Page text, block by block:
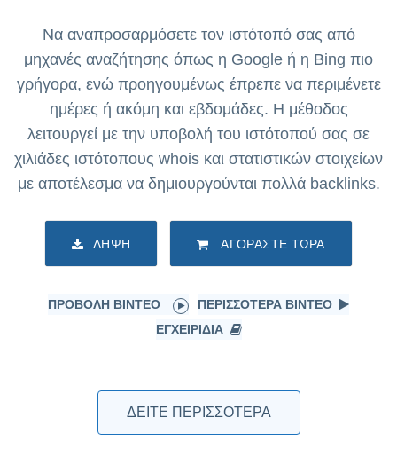
Να αναπροσαρμόσετε τον ιστότοπό σας από
μηχανές αναζήτησης όπως η Google ή η Bing πιο
γρήγορα, ενώ προηγουμένως έπρεπε να περιμένετε
ημέρες ή ακόμη και εβδομάδες. Η μέθοδος
λειτουργεί με την υποβολή του ιστότοπού σας σε
χιλιάδες ιστότοπους whois και στατιστικών στοιχείων
με αποτέλεσμα να δημιουργούνται πολλά backlinks.
ΛΉΨΗ ΑΓΟΡΆΣΤΕ ΤΏΡΑ
ΠΡΟΒΟΛΉ ΒΊΝΤΕΟ
ΠΕΡΙΣΣΌΤΕΡΑ ΒΊΝΤΕΟ
ΕΓΧΕΙΡΊΔΙΑ
ΔΕΊΤΕ ΠΕΡΙΣΣΌΤΕΡΑ